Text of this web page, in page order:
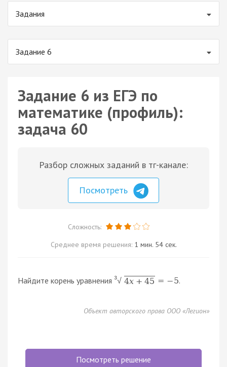
Задания
Задание 6
Задание 6 из ЕГЭ по
математике (профиль):
задача 60
Разбор сложных заданий в тг-канале:
Посмотреть
Сложность:
Среднее время решения: 1 мин. 54 сек.
Найдите корень уравнения 3√ 4x + 45 = −5.
Объект авторского права ООО «Легион»
Посмотреть решение